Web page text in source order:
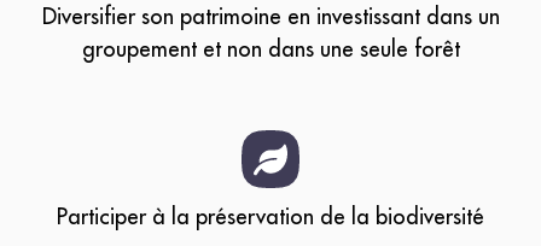
Diversifier son patrimoine en investissant dans un
groupement et non dans une seule forêt
Participer à la préservation de la biodiversité